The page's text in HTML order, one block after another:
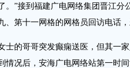
。”接到福建广电网络集团晋江分
、第十一网格的网格员回访电话
的哥哥突发癫痫送医，但其一家
情况后，安海广电网络站第一时